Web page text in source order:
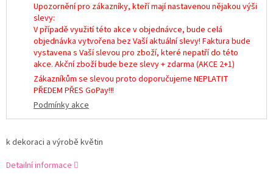
Upozornění pro zákazníky, kteří mají nastavenou nějakou výši
slevy:
V případě využití této akce v objednávce, bude celá
objednávka vytvořena bez Vaší aktuální slevy! Faktura bude
vystavena s Vaší slevou pro zboží, které nepatří do této
akce. Akční zboží bude beze slevy + zdarma (AKCE 2+1)
Zákazníkům se slevou proto doporučujeme NEPLATIT
PŘEDEM PŘES GoPay!!!
Podmínky akce
k dekoraci a výrobě květin
Detailní informace